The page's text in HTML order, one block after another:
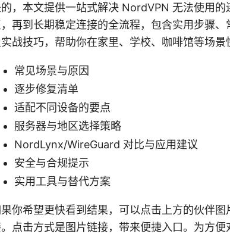
，本文提供一站式解决 NordVPN 无法使用
再到长期稳定连接的全流程，包含实用步骤
战技巧，帮助你在家里、学校、咖啡馆等场
常见场景与原因
逐步修复清单
适配不同设备的要点
服务器与地区选择策略
NordLynx/WireGuard 对比与应用建议
安全与合规提示
实用工具与替代方案
你希望更快看到结果，可以点击上方的伙伴
点击方式是图片链接，带来便捷入口。为方